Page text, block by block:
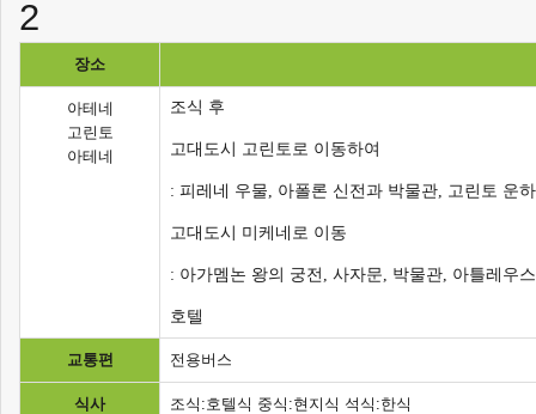
장소
아테네
고린토
아테네
조식 후
고대도시 고린토로 이동하여
: 피레네 우물, 아폴론 신전과 박물관, 고린토 운
고대도시 미케네로 이동
: 아가멤논 왕의 궁전, 사자문, 박물관, 아틀레우
호텔
교통편 전용버스
식사 조식:호텔식 중식:현지식 석식:한식